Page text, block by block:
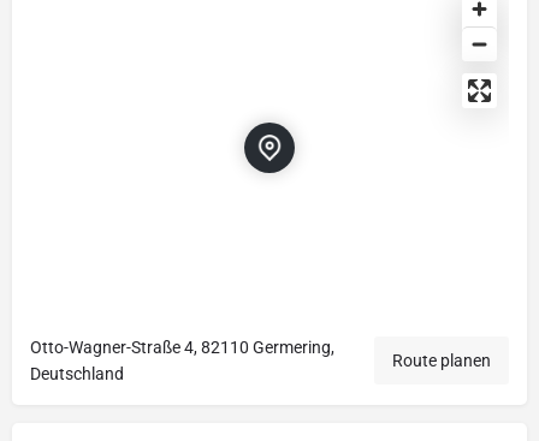
Otto-Wagner-Straße 4, 82110 Germering,
Deutschland
Route planen